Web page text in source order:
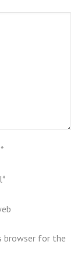
*
*
browser for the